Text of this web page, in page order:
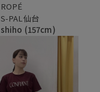
ROPÉ
S-PAL仙台
shiho (157cm)